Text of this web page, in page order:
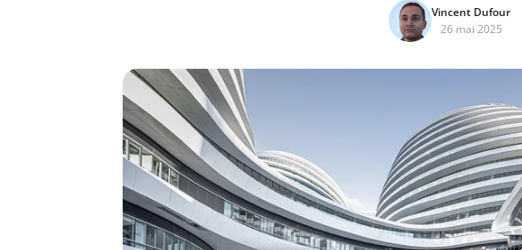
Vincent Dufour
26 mai 2025